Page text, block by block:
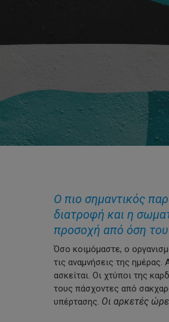
Hit enter to search or ESC to
Ο πιο σημαντικός
διατροφή και η
προσοχή από όση του
Όσο κοιμόμαστε, ο
τις αναμνήσεις της
ασκείται. Οι χτύποι της
τους πάσχοντες από
υπέρτασης. Οι αρκετές